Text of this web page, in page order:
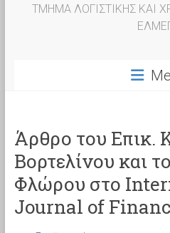
ΤΜΗΜΑ ΛΟΓΙΣΤΙΚΗΣ ΚΑΙ
Άρθρο του Επικ.
Βορτελίνου και
Φλώρου στο
Journal of